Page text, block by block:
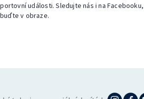
události. Sledujte nás i na Facebooku,
v obraze.